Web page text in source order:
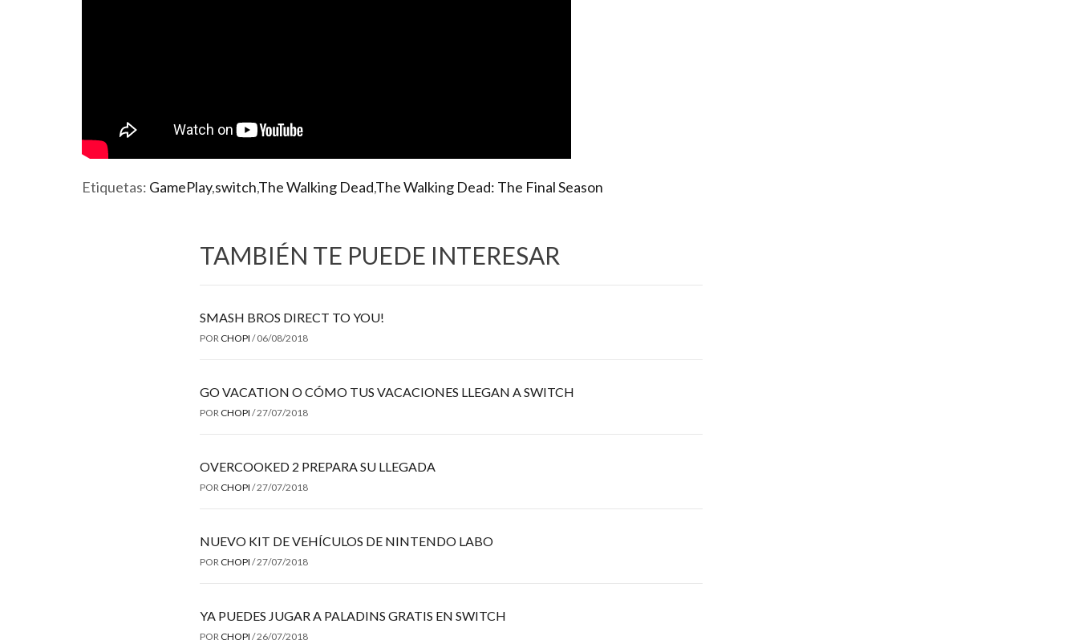
Etiquetas: GamePlay,switch,The Walking Dead,The Walking Dead: The Final Season
TAMBIÉN TE PUEDE INTERESAR
SMASH BROS DIRECT TO YOU!
POR CHOPI / 06/08/2018
GO VACATION O CÓMO TUS VACACIONES LLEGAN A SWITCH
POR CHOPI /27/07/2018
OVERCOOKED 2 PREPARA SU LLEGADA
POR CHOPI /27/07/2018
NUEVO KIT DE VEHÍCULOS DE NINTENDO LABO
POR CHOPI /27/07/2018
YA PUEDES JUGAR A PALADINS GRATIS EN SWITCH
POR CHOPI /26/07/2018